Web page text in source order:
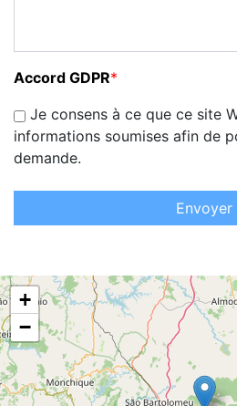
Accord GDPR*
Je consens à ce que ce site
informations soumises afin de
demande.
Envoyer
+
−